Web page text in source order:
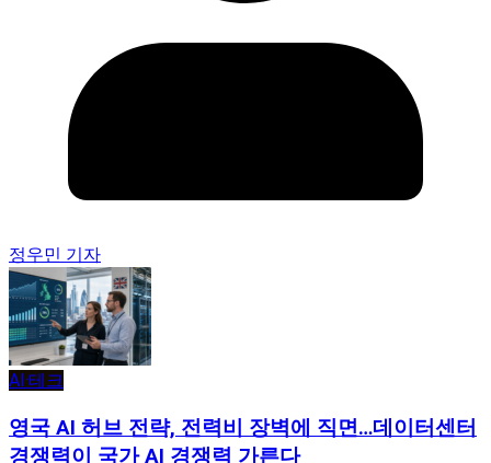
정우민 기자
AI·테크
영국 AI 허브 전략, 전력비 장벽에 직면…데이터센터
경쟁력이 국가 AI 경쟁력 가른다